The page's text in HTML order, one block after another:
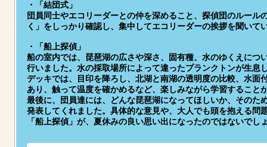
・「結団式」
団員同士やエコリーダーとの仲を深めること、探偵団のルー
く」をしっかり確認し、集中してエコリーダーの挨拶を聞い
・「船上探偵」
船の室内では、琵琶湖の広さや深さ、固有種、水のゆくえに
行いました。水の採取場所によって違ったプランクトンが生息
デッキでは、目印を降ろし、北湖と南湖の透明度の比較、水
あり、触って温度を確かめるなど、楽しみながら学習すること
最後に、団員達には、どんな琵琶湖になってほしいか、その
発表してくれました。具体的な意見や、大人でも頭を抱える問
「船上探偵」が、夏休みの良い思い出になったのではないでし